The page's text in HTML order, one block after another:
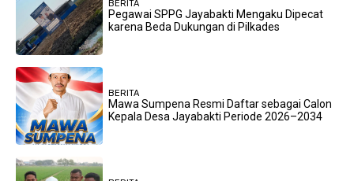
BERITA
Pegawai SPPG Jayabakti Mengaku Dipecat
karena Beda Dukungan di Pilkades
BERITA
Mawa Sumpena Resmi Daftar sebagai Calon
Kepala Desa Jayabakti Periode 2026–2034